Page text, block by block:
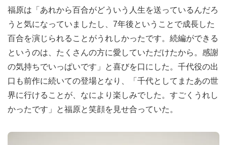
福原は「あれから百合がどういう人生を送っているんだろ
うと気になっていましたし、7年後ということで成長した
百合を演じられることがうれしかったです。続編ができる
というのは、たくさんの方に愛していただけたから。感謝
の気持ちでいっぱいです」と喜びを口にした。千代役の出
口も前作に続いての登場となり、「千代としてまたあの世
界に行けることが、なにより楽しみでした。すごくうれし
かったです」と福原と笑顔を見せ合っていた。